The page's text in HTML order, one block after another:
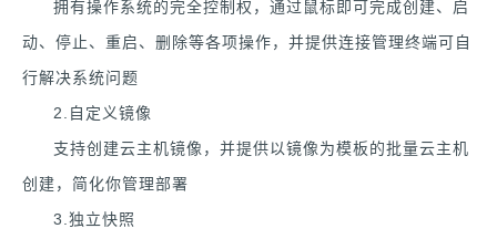
拥有操作系统的完全控制权，通过鼠标即可完成创建、启
动、停止、重启、删除等各项操作，并提供连接管理终端可自
行解决系统问题
2.自定义镜像
支持创建云主机镜像，并提供以镜像为模板的批量云主机
创建，简化你管理部署
3.独立快照